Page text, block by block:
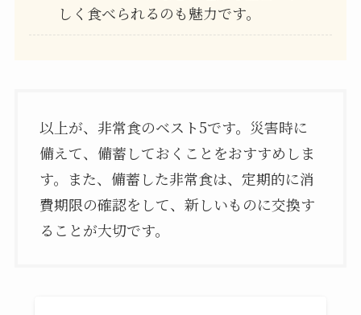
しく食べられるのも魅力です。
以上が、非常食のベスト5です。災害時に
備えて、備蓄しておくことをおすすめしま
す。また、備蓄した非常食は、定期的に消
費期限の確認をして、新しいものに交換す
ることが大切です。